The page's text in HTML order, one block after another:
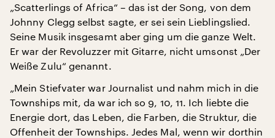
„Scatterlings of Africa“ – das ist der Song, von dem
Johnny Clegg selbst sagte, er sei sein Lieblingslied.
Seine Musik insgesamt aber ging um die ganze Welt.
Er war der Revoluzzer mit Gitarre, nicht umsonst „Der
Weiße Zulu“ genannt.
„Mein Stiefvater war Journalist und nahm mich in die
Townships mit, da war ich so 9, 10, 11. Ich liebte die
Energie dort, das Leben, die Farben, die Struktur, die
Offenheit der Townships. Jedes Mal, wenn wir dorthin